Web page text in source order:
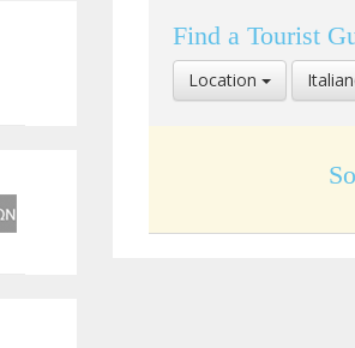
Find a Tourist
Select
Location
Location
Select